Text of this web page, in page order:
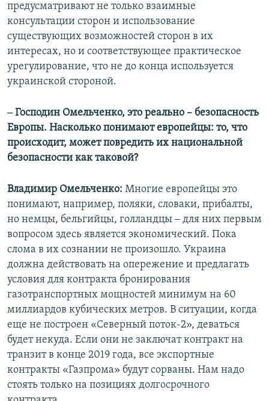
предусматривают не только взаимные
консультации сторон и использование
существующих возможностей сторон в их
интересах, но и соответствующее практическое
урегулирование, что не до конца используется
украинской стороной.
‒ Господин Омельченко, это реально – безопасность
Европы. Насколько понимают европейцы: то, что
происходит, может повредить их национальной
безопасности как таковой?
Владимир Омельченко: Многие европейцы это
понимают, например, поляки, словаки, прибалты,
но немцы, бельгийцы, голландцы ‒ для них первым
вопросом здесь является экономический. Пока
слома в их сознании не произошло. Украина
должна действовать на опережение и предлагать
условия для контракта бронирования
газотранспортных мощностей минимум на 60
миллиардов кубических метров. В ситуации, когда
еще не построен «Северный поток-2», деваться
будет некуда. Если они не заключат контракт на
транзит в конце 2019 года, все экспортные
контракты «Газпрома» будут сорваны. Нам надо
стоять только на позициях долгосрочного